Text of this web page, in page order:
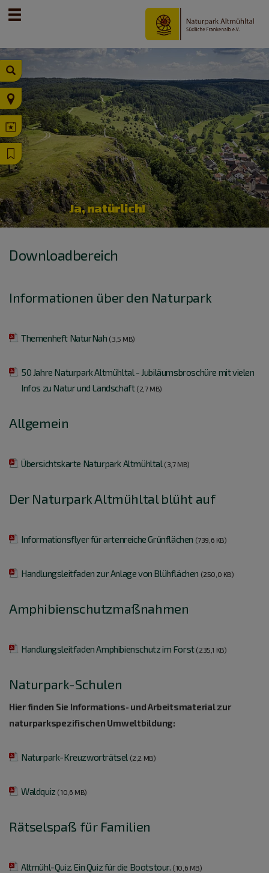
Ja, natürlich!
Downloadbereich
Informationen über den Naturpark
Themenheft NaturNah (3,5 MB)
50 Jahre Naturpark Altmühltal - Jubiläumsbroschüre mit vielen
Infos zu Natur und Landschaft (2,7 MB)
Allgemein
Übersichtskarte Naturpark Altmühltal (3,7 MB)
Der Naturpark Altmühltal blüht auf
Informationsflyer für artenreiche Grünflächen (739,6 KB)
Handlungsleitfaden zur Anlage von Blühflächen (250,0 KB)
Amphibienschutzmaßnahmen
Handlungsleitfaden Amphibienschutz im Forst (235,1 KB)
Naturpark-Schulen
Hier finden Sie Informations- und Arbeitsmaterial zur
naturparkspezifischen Umweltbildung:
Naturpark-Kreuzworträtsel (2,2 MB)
Waldquiz (10,6 MB)
Rätselspaß für Familien
Altmühl-Quiz. Ein Quiz für die Bootstour. (10,6 MB)